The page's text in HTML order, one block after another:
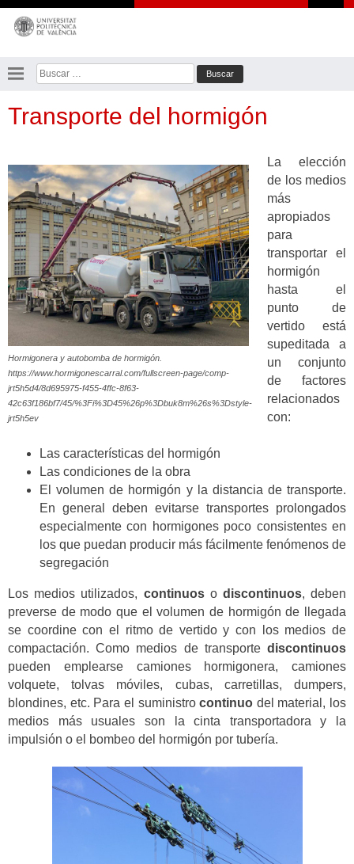
Saltar
contenido
Buscar:
Transporte del hormigón
Hormigonera y autobomba de hormigón.
https://www.hormigonescarral.com/fullscreen-page/comp-
jrt5h5d4/8d695975-f455-4ffc-8f63-
42c63f186bf7/45/%3Fi%3D45%26p%3Dbuk8m%26s%3Dstyle-
jrt5h5ev
La elección
de los medios
más
apropiados
para
transportar el
hormigón
hasta el
punto de
vertido está
supeditada a
un conjunto
de factores
relacionados
con:
Las características del hormigón
Las condiciones de la obra
El volumen de hormigón y la distancia de transporte.
En general deben evitarse transportes prolongados
especialmente con hormigones poco consistentes en
los que puedan producir más fácilmente fenómenos de
segregación
Los medios utilizados, continuos o discontinuos, deben
preverse de modo que el volumen de hormigón de llegada
se coordine con el ritmo de vertido y con los medios de
compactación. Como medios de transporte discontinuos
pueden emplearse camiones hormigonera, camiones
volquete, tolvas móviles, cubas, carretillas, dumpers,
blondines, etc. Para el suministrocontinuo del material, los
medios más usuales son la cinta transportadora y la
impulsión o el bombeo del hormigón por tubería.